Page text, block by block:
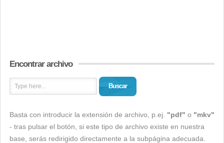
Encontrar archivo
Buscar
Basta con introducir la extensión de archivo, p.ej. "pdf" o "mkv"
- tras pulsar el botón, si este tipo de archivo existe en nuestra
base, serás redirigido directamente a la subpágina adecuada.